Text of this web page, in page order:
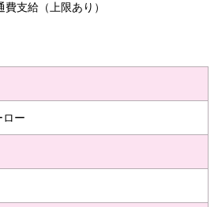
支給（上限あり）
ロー